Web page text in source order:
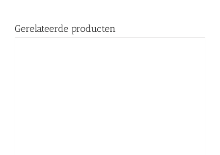
Gerelateerde producten